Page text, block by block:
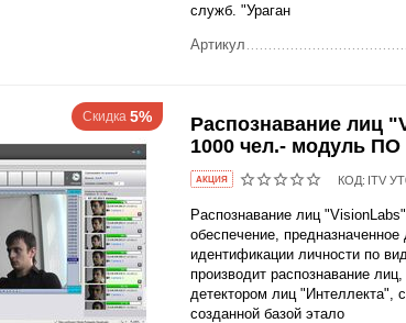
служб. "Ураган
Артикул
Скидка 5%
Распознавание лиц
1000 чел.- модуль ПО
AКЦИЯ КОД: ITV
Распознавание лиц
обеспечение, предназначенное
идентификации личности по
производит распознавание
детектором лиц "Интеллекта",
созданной базой этало